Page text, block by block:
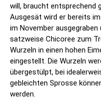
will, braucht entsprechend
Ausgesät wird er bereits
im November
satzweise Chicoree zum
Wurzeln in einen hohen
eingestellt. Die Wurzeln
übergestülpt, bei
gebleichten Sprosse
werden.